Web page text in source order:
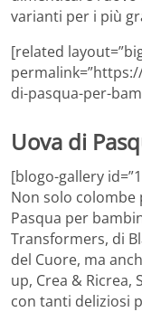
varianti per i più
[related
di-pasqua-per-
Uova di
[blogo-gallery
Non solo colombe
Pasqua per
Transformers, di
del Cuore, ma
up, Crea & Ricrea,
con tanti deliziosi